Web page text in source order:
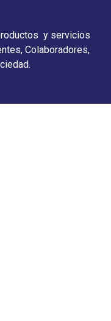
y servicios
Colaboradores,